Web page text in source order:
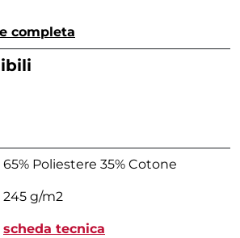
completa
65% Poliestere 35% Cotone
245 g/m2
scheda tecnica